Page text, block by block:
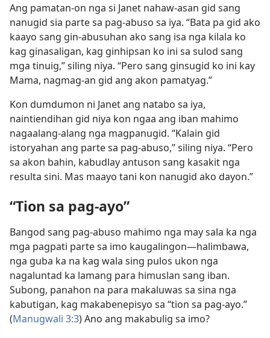
Ang pamatan-on nga si Janet nahaw-asan gid sang
nanugid sia parte sa pag-abuso sa iya. “Bata pa gid ako
kaayo sang gin-abusuhan ako sang isa nga kilala ko
kag ginasaligan, kag ginhipsan ko ini sa sulod sang
mga tinuig,” siling niya. “Pero sang ginsugid ko ini kay
Mama, nagmag-an gid ang akon pamatyag.”
Kon dumdumon ni Janet ang natabo sa iya,
naintiendihan gid niya kon ngaa ang iban mahimo
nagaalang-alang nga magpanugid. “Kalain gid
istoryahan ang parte sa pag-abuso,” siling niya. “Pero
sa akon bahin, kabudlay antuson sang kasakit nga
resulta sini. Mas maayo tani kon nanugid ako dayon.”
“Tion sa pag-ayo”
Bangod sang pag-abuso mahimo nga may sala ka nga
mga pagpati parte sa imo kaugalingon—halimbawa,
nga guba ka na kag wala sing pulos ukon nga
nagaluntad ka lamang para himuslan sang iban.
Subong, panahon na para makaluwas sa sina nga
kabutigan, kag makabenepisyo sa “tion sa pag-ayo.”
(Manugwali 3:3) Ano ang makabulig sa imo?